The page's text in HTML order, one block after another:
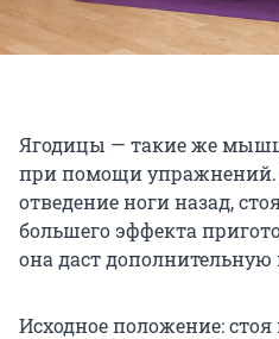
Ягодицы — такие же
при помощи упражнений.
отведение ноги назад,
большего эффекта
она даст
Исходное положение: стоя